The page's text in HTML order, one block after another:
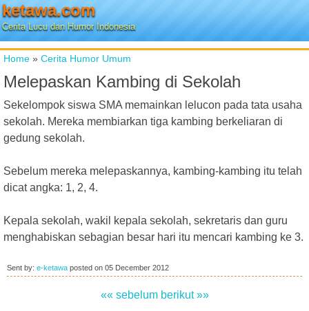
ketawa.com
Cerita Lucu dan Humor Indonesia
Home » Cerita Humor Umum
Melepaskan Kambing di Sekolah
Sekelompok siswa SMA memainkan lelucon pada tata usaha
sekolah. Mereka membiarkan tiga kambing berkeliaran di
gedung sekolah.
Sebelum mereka melepaskannya, kambing-kambing itu telah
dicat angka: 1, 2, 4.
Kepala sekolah, wakil kepala sekolah, sekretaris dan guru
menghabiskan sebagian besar hari itu mencari kambing ke 3.
Sent by: e-ketawa posted on 05 December 2012
«« sebelum berikut »»